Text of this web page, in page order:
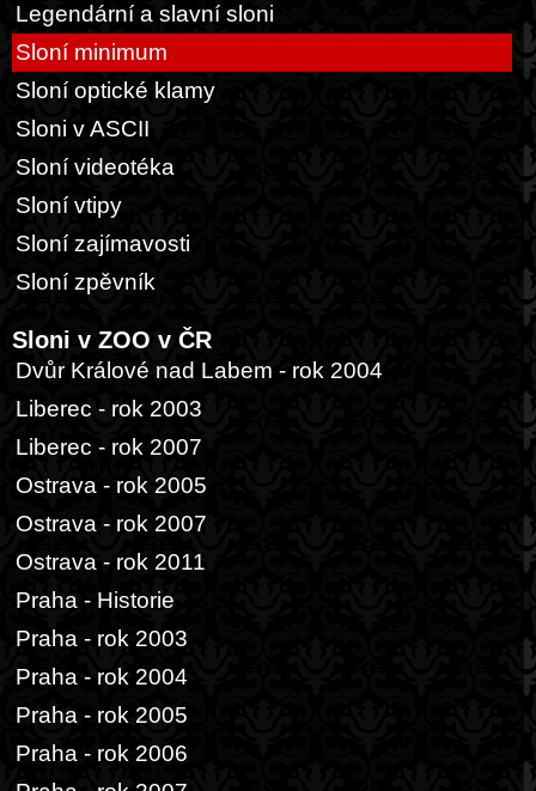
Legendární a slavní sloni
Sloní minimum
Sloní optické klamy
Sloni v ASCII
Sloní videotéka
Sloní vtipy
Sloní zajímavosti
Sloní zpěvník
Sloni v ZOO v ČR
Dvůr Králové nad Labem - rok 2004
Liberec - rok 2003
Liberec - rok 2007
Ostrava - rok 2005
Ostrava - rok 2007
Ostrava - rok 2011
Praha - Historie
Praha - rok 2003
Praha - rok 2004
Praha - rok 2005
Praha - rok 2006